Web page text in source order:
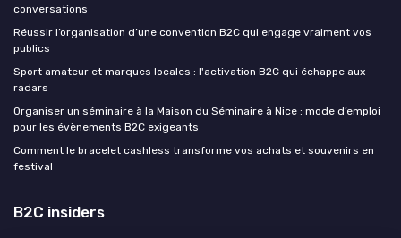
conversations
Réussir l’organisation d’une convention B2C qui engage vraiment vos
publics
Sport amateur et marques locales : l'activation B2C qui échappe aux
radars
Organiser un séminaire à la Maison du Séminaire à Nice : mode d’emploi
pour les évènements B2C exigeants
Comment le bracelet cashless transforme vos achats et souvenirs en
festival
B2C insiders